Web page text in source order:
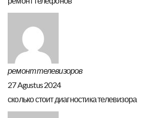
ремонт телевизоров
27 Agustus 2024
сколько стоит диагностика телевизора